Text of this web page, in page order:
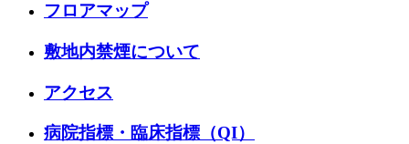
フロアマップ
敷地内禁煙について
アクセス
病院指標・臨床指標（QI）